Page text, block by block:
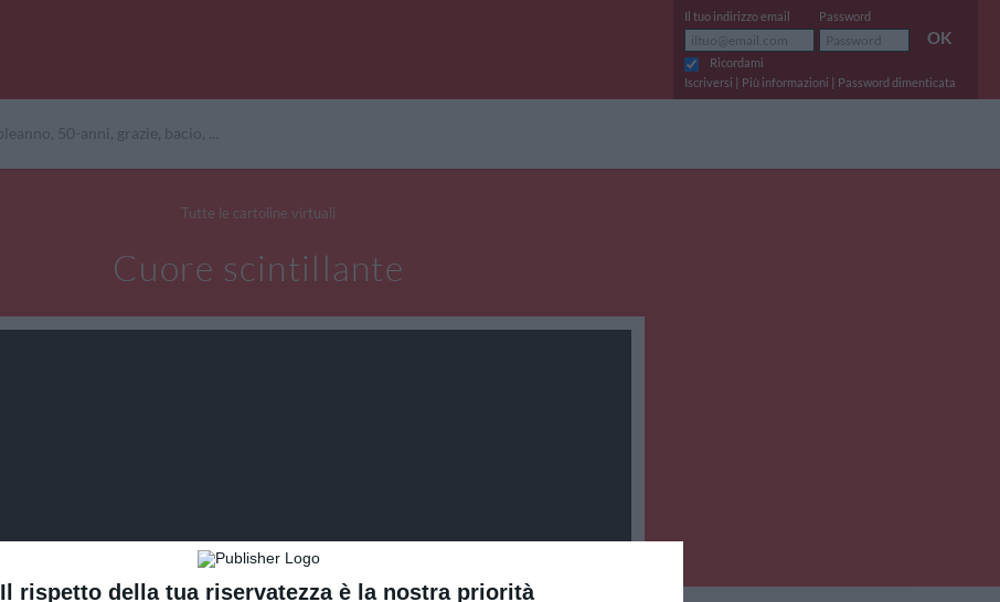
Il rispetto della tua riservatezza è la nostra priorità
Il tuo indirizzo email Password
OK
Ricordami
Iscriversi | Più informazioni | Password dimenticata
Tutte le cartoline virtuali
Cuore scintillante